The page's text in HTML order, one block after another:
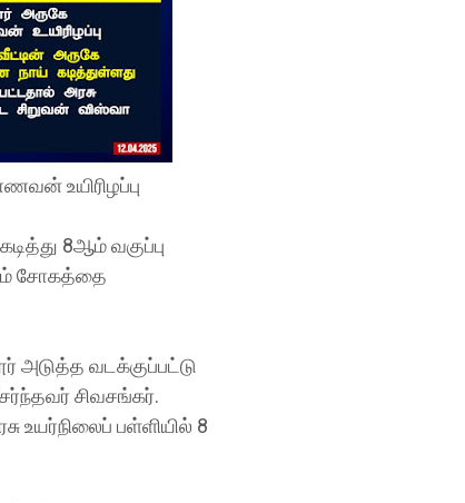
உயிரிழப்பு
8ஆம் வகுப்பு
சோகத்தை
அடுத்த வடக்குப்பட்டு
சிவசங்கர்.
உயர்நிலைப் பள்ளியில் 8